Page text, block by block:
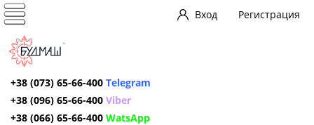
Вход Регистрация
+38 (073) 65-66-400 Telegram
+38 (096) 65-66-400 Viber
+38 (066) 65-66-400 WatsApp